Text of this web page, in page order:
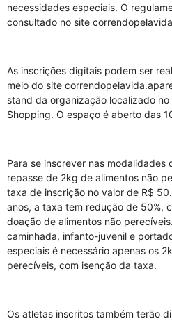
necessidades especiais. O
consultado no site
As inscrições digitais podem ser
meio do site
stand da organização localizado
Shopping. O espaço é aberto das
Para se inscrever nas modalidades
repasse de 2kg de alimentos não
taxa de inscrição no valor de R$
anos, a taxa tem redução de 50%,
doação de alimentos não
caminhada, infanto-juvenil e
especiais é necessário apenas os
perecíveis, com isenção da taxa.
Os atletas inscritos também terão